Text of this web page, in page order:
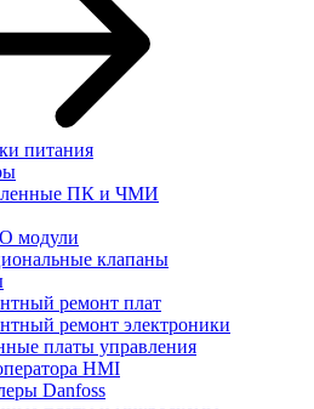
питания
ПК и ЧМИ
модули
клапаны
ремонт плат
ремонт электроники
платы управления
HMI
Danfoss